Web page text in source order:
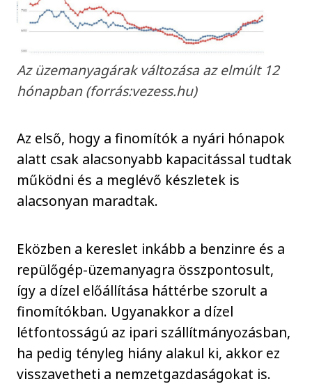
Az üzemanyagárak változása az elmúlt 12
hónapban (forrás:vezess.hu)
Az első, hogy a finomítók a nyári hónapok
alatt csak alacsonyabb kapacitással tudtak
működni és a meglévő készletek is
alacsonyan maradtak.
Eközben a kereslet inkább a benzinre és a
repülőgép-üzemanyagra összpontosult,
így a dízel előállítása háttérbe szorult a
finomítókban. Ugyanakkor a dízel
létfontosságú az ipari szállítmányozásban,
ha pedig tényleg hiány alakul ki, akkor ez
visszavetheti a nemzetgazdaságokat is.